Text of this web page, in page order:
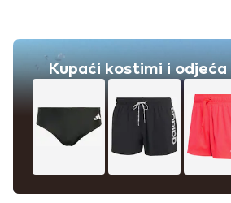
Kupaći kostimi i odjeća